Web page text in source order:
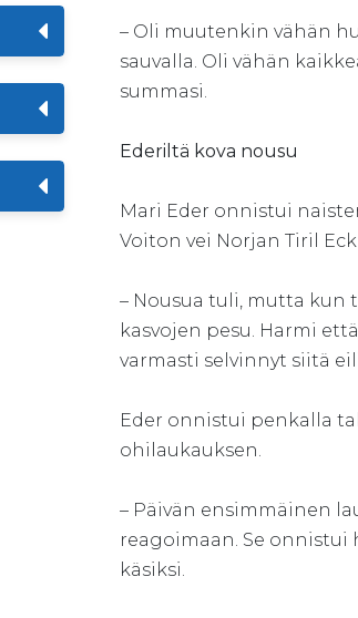
– Oli muutenkin vähän
sauvalla. Oli vähän
summasi.
Ederiltä kova nousu
Mari Eder onnistui
Voiton vei Norjan Tiril
– Nousua tuli, mutta kun
kasvojen pesu. Harmi
varmasti selvinnyt siitä
Eder onnistui penkalla
ohilaukauksen.
– Päivän ensimmäinen
reagoimaan. Se
käsiksi.